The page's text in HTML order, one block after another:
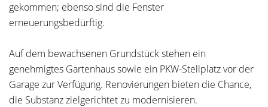
gekommen; ebenso sind die Fenster
erneuerungsbedürftig.
Auf dem bewachsenen Grundstück stehen ein
genehmigtes Gartenhaus sowie ein PKW-Stellplatz vor der
Garage zur Verfügung. Renovierungen bieten die Chance,
die Substanz zielgerichtet zu modernisieren.